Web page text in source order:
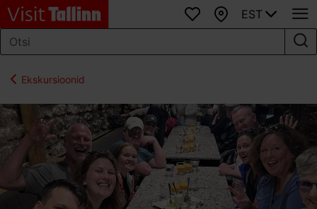
Lemmikud
Kaart
EST
Ekskursioonid